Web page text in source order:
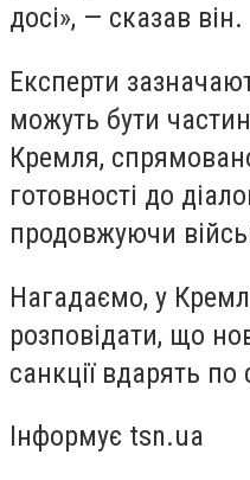
досі», — сказав він.
Експерти
можуть бути
Кремля,
готовності до
продовжуючи
Нагадаємо, у
розповідати, що
санкції вдарять
Інформує tsn.ua